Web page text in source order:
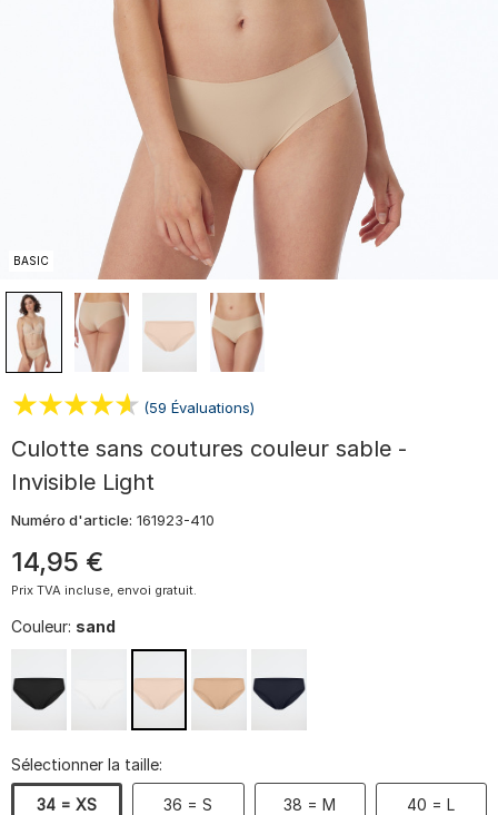
BASIC
(59 Évaluations)
Culotte sans coutures couleur sable -
Invisible Light
Numéro d'article: 161923-410
14,95 €
Prix TVA incluse, envoi gratuit.
Couleur: sand
Sélectionner la taille:
34 = XS 36 = S 38 = M 40 = L